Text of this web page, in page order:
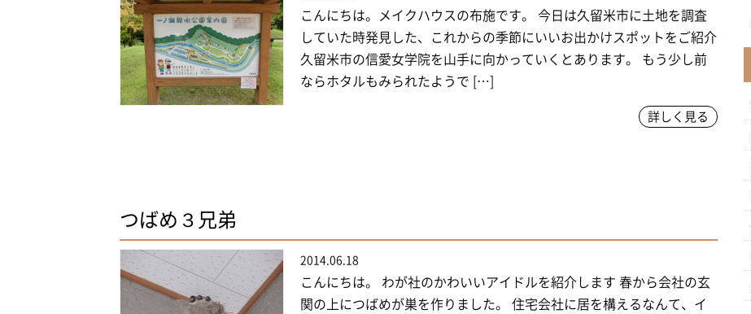
こんにちは。メイクハウスの布施です。 今日は久留米市に土地を調査
していた時発見した、これからの季節にいいお出かけスポットをご紹介
久留米市の信愛女学院を山手に向かっていくとあります。 もう少し前
ならホタルもみられたようで […]
詳しく見る
つばめ３兄弟
2014.06.18
こんにちは。 わが社のかわいいアイドルを紹介します 春から会社の玄
関の上につばめが巣を作りました。 住宅会社に居を構えるなんて、イ